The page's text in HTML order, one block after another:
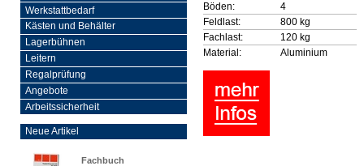
Werkstattbedarf
Kästen und Behälter
Lagerbühnen
Leitern
Regalprüfung
Angebote
Arbeitssicherheit
Neue Artikel
Fachbuch
Böden:
4
Feldlast:
800 kg
Fachlast:
120 kg
Material:
Aluminium